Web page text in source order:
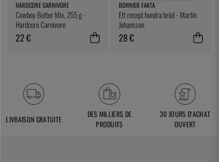
HARDCORE CARNIVORE
Cowboy Butter Mix, 255 g -
Hardcore Carnivore
22 €
BONNIER FAKTA
Ett recept hundra bröd - Martin
Johansson
28 €
LIVRAISON GRATUITE
DES MILLIERS DE
PRODUITS
30 JOURS D'ACHAT
OUVERT